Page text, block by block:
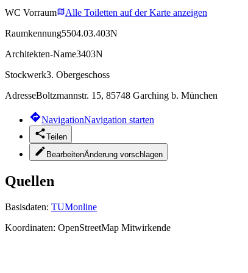
WC Vorraum
Alle Toiletten auf der Karte anzeigen
Raumkennung5504.03.403N
Architekten-Name3403N
Stockwerk3. Obergeschoss
AdresseBoltzmannstr. 15, 85748 Garching b. München
NavigationNavigation starten
Teilen
BearbeitenÄnderung vorschlagen
Quellen
Basisdaten: TUMonline
Koordinaten: OpenStreetMap Mitwirkende